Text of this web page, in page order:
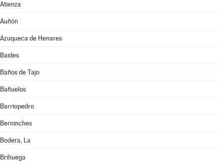
Atienza
Auñón
Azuqueca de Henares
Baides
Baños de Tajo
Bañuelos
Barriopedro
Berninches
Bodera, La
Brihuega